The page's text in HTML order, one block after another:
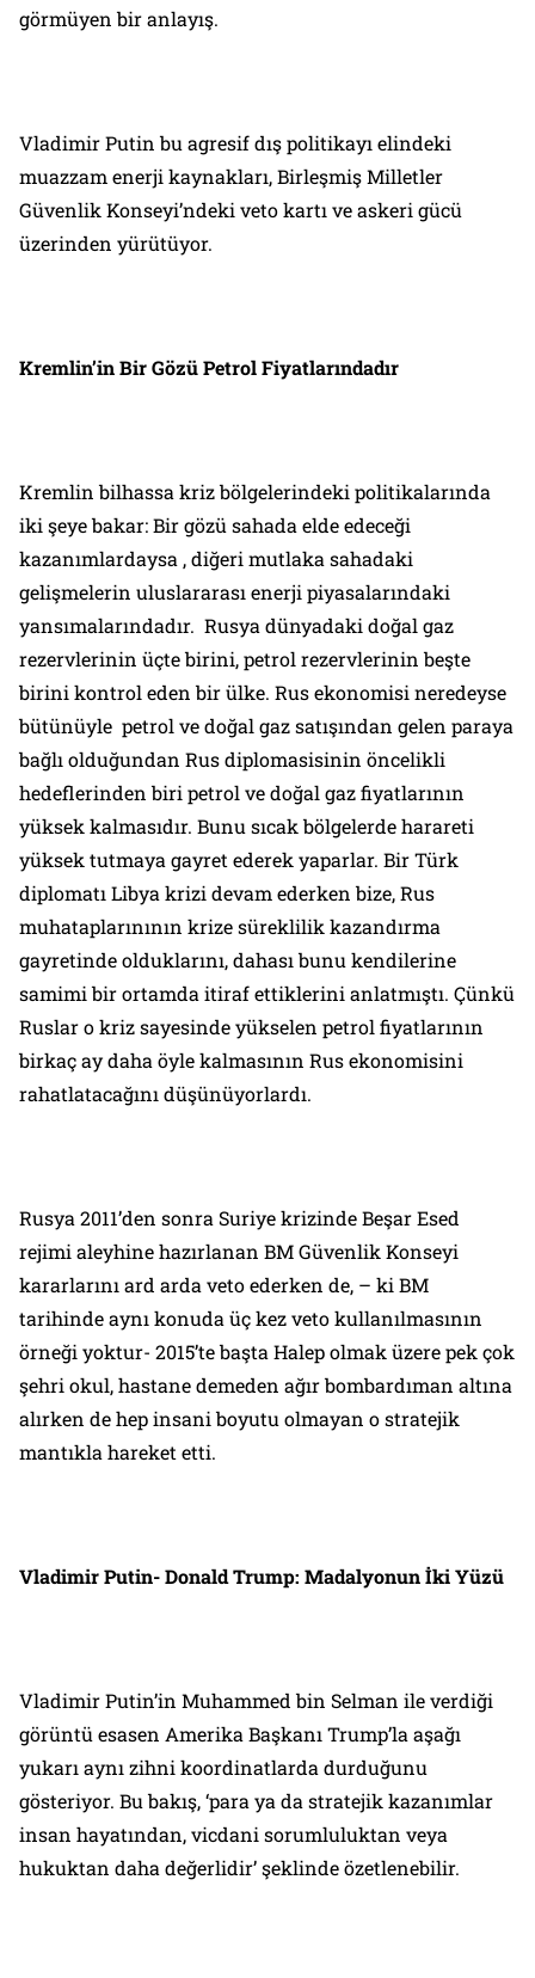
görmüyen bir anlayış.
Vladimir Putin bu agresif dış politikayı elindeki
muazzam enerji kaynakları, Birleşmiş Milletler
Güvenlik Konseyi’ndeki veto kartı ve askeri gücü
üzerinden yürütüyor.
Kremlin’in Bir Gözü Petrol Fiyatlarındadır
Kremlin bilhassa kriz bölgelerindeki politikalarında
iki şeye bakar: Bir gözü sahada elde edeceği
kazanımlardaysa , diğeri mutlaka sahadaki
gelişmelerin uluslararası enerji piyasalarındaki
yansımalarındadır. Rusya dünyadaki doğal gaz
rezervlerinin üçte birini, petrol rezervlerinin beşte
birini kontrol eden bir ülke. Rus ekonomisi neredeyse
bütünüyle petrol ve doğal gaz satışından gelen paraya
bağlı olduğundan Rus diplomasisinin öncelikli
hedeflerinden biri petrol ve doğal gaz fiyatlarının
yüksek kalmasıdır. Bunu sıcak bölgelerde harareti
yüksek tutmaya gayret ederek yaparlar. Bir Türk
diplomatı Libya krizi devam ederken bize, Rus
muhataplarınının krize süreklilik kazandırma
gayretinde olduklarını, dahası bunu kendilerine
samimi bir ortamda itiraf ettiklerini anlatmıştı. Çünkü
Ruslar o kriz sayesinde yükselen petrol fiyatlarının
birkaç ay daha öyle kalmasının Rus ekonomisini
rahatlatacağını düşünüyorlardı.
Rusya 2011’den sonra Suriye krizinde Beşar Esed
rejimi aleyhine hazırlanan BM Güvenlik Konseyi
kararlarını ard arda veto ederken de, – ki BM
tarihinde aynı konuda üç kez veto kullanılmasının
örneği yoktur- 2015’te başta Halep olmak üzere pek çok
şehri okul, hastane demeden ağır bombardıman altına
alırken de hep insani boyutu olmayan o stratejik
mantıkla hareket etti.
Vladimir Putin- Donald Trump: Madalyonun İki Yüzü
Vladimir Putin’in Muhammed bin Selman ile verdiği
görüntü esasen Amerika Başkanı Trump’la aşağı
yukarı aynı zihni koordinatlarda durduğunu
gösteriyor. Bu bakış, ‘para ya da stratejik kazanımlar
insan hayatından, vicdani sorumluluktan veya
hukuktan daha değerlidir’ şeklinde özetlenebilir.